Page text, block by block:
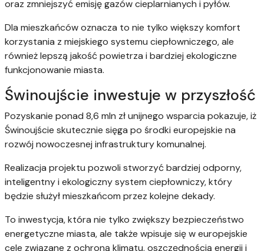
oraz zmniejszyć emisję gazów cieplarnianych i pyłów.
Dla mieszkańców oznacza to nie tylko większy komfort
korzystania z miejskiego systemu ciepłowniczego, ale
również lepszą jakość powietrza i bardziej ekologiczne
funkcjonowanie miasta.
Świnoujście inwestuje w przyszłość
Pozyskanie ponad 8,6 mln zł unijnego wsparcia pokazuje, iż
Świnoujście skutecznie sięga po środki europejskie na
rozwój nowoczesnej infrastruktury komunalnej.
Realizacja projektu pozwoli stworzyć bardziej odporny,
inteligentny i ekologiczny system ciepłowniczy, który
będzie służył mieszkańcom przez kolejne dekady.
To inwestycja, która nie tylko zwiększy bezpieczeństwo
energetyczne miasta, ale także wpisuje się w europejskie
cele związane z ochroną klimatu, oszczędnością energii i